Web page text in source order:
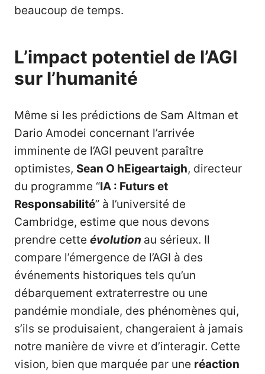
beaucoup de temps.
L’impact potentiel de l’AGI
sur l’humanité
Même si les prédictions de Sam Altman et
Dario Amodei concernant l’arrivée
imminente de l’AGI peuvent paraître
optimistes, Sean O hEigeartaigh, directeur
du programme “IA : Futurs et
Responsabilité” à l’université de
Cambridge, estime que nous devons
prendre cette évolution au sérieux. Il
compare l’émergence de l’AGI à des
événements historiques tels qu’un
débarquement extraterrestre ou une
pandémie mondiale, des phénomènes qui,
s’ils se produisaient, changeraient à jamais
notre manière de vivre et d’interagir. Cette
vision, bien que marquée par une réaction